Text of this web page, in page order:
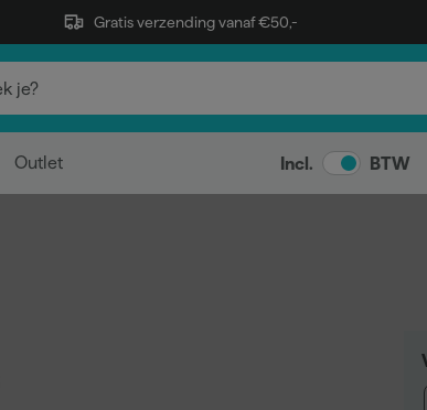
Gratis verzending vanaf €50,-
Outlet Incl. BTW